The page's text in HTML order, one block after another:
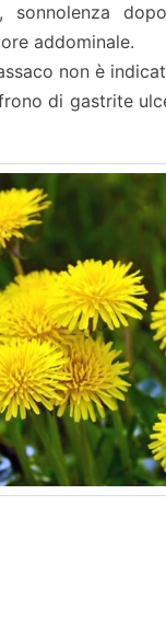
sonnolenza
addominale.
non è
di gastrite